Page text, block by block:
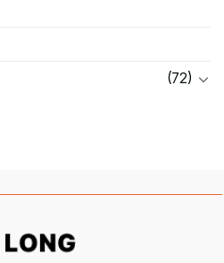
(72)